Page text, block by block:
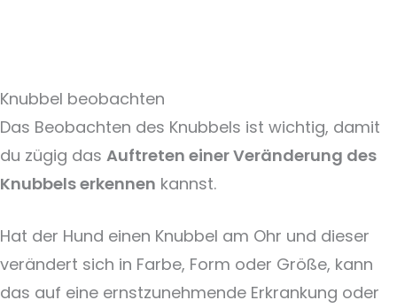
Knubbel beobachten
Das Beobachten des Knubbels ist wichtig, damit
du zügig das Auftreten einer Veränderung des
Knubbels erkennen kannst.
Hat der Hund einen Knubbel am Ohr und dieser
verändert sich in Farbe, Form oder Größe, kann
das auf eine ernstzunehmende Erkrankung oder